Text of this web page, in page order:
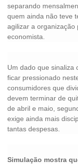
separando
quem ainda não teve
agilizar a organização
economista.
Um dado que sinaliza
ficar pressionado
consumidores que
devem terminar de
de abril e maio,
exige ainda mais
tantas despesas.
Simulação mostra